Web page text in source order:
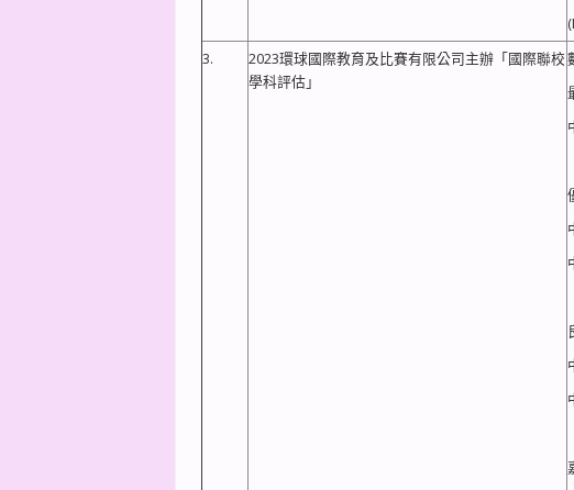
3.
2023環球國際教育及比賽有限公司主辦「國際聯校
學科評估」